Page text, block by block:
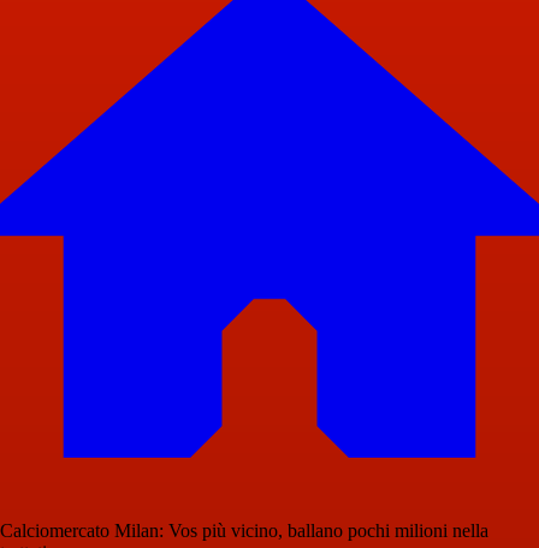
Calciomercato Milan: Vos più vicino, ballano pochi milioni nella